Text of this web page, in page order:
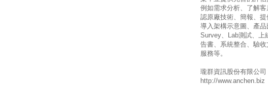
例如需求分析、了解
認原廠技術、簡報、提
導入架構示意圖、產
Survey、Lab測試、上
告書、系統整合、驗
服務等。
瓏群資訊股份有限公司
http://www.anchen.biz